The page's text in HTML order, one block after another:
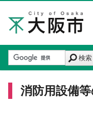
検索
消防用設備